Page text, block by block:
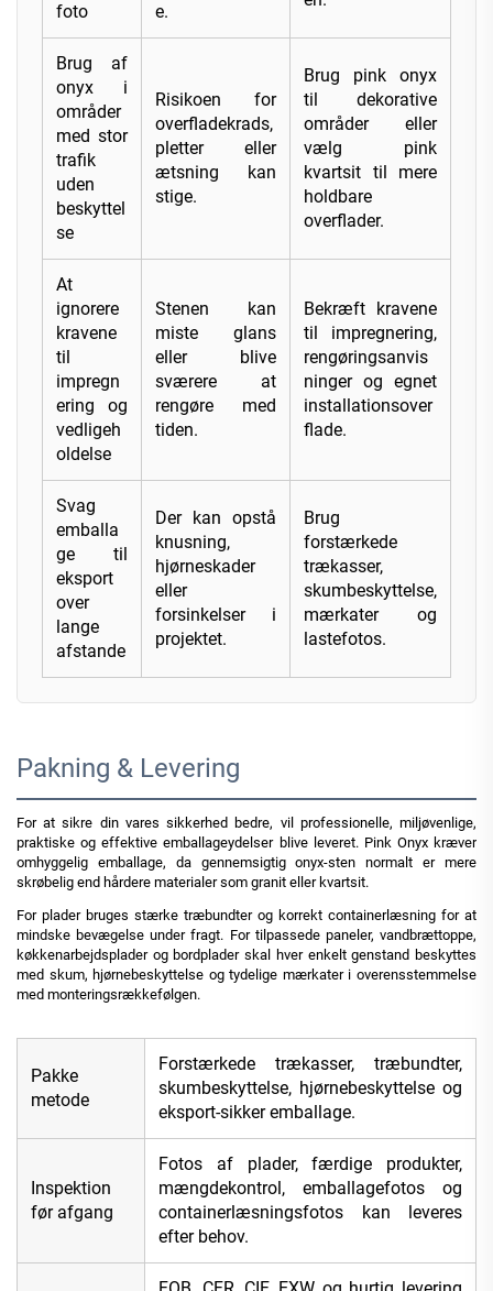
foto
e.
Brug af
onyx i
områder
med stor
trafik
uden
beskyttel
se
Risikoen for
overfladekrads,
pletter eller
ætsning kan
stige.
Brug pink onyx
til dekorative
områder eller
vælg pink
kvartsit til mere
holdbare
overflader.
At
ignorere
kravene
til
impregn
ering og
vedligeh
oldelse
Stenen kan
miste glans
eller blive
sværere at
rengøre med
tiden.
Bekræft kravene
til impregnering,
rengøringsanvis
ninger og egnet
installationsover
flade.
Svag
emballa
ge til
eksport
over
lange
afstande
Der kan opstå
knusning,
hjørneskader
eller
forsinkelser i
projektet.
Brug
forstærkede
trækasser,
skumbeskyttelse,
mærkater og
lastefotos.
Pakning & Levering
For at sikre din vares sikkerhed bedre, vil professionelle, miljøvenlige,
praktiske og effektive emballageydelser blive leveret. Pink Onyx kræver
omhyggelig emballage, da gennemsigtig onyx-sten normalt er mere
skrøbelig end hårdere materialer som granit eller kvartsit.
For plader bruges stærke træbundter og korrekt containerlæsning for at
mindske bevægelse under fragt. For tilpassede paneler, vandbrættoppe,
køkkenarbejdsplader og bordplader skal hver enkelt genstand beskyttes
med skum, hjørnebeskyttelse og tydelige mærkater i overensstemmelse
med monteringsrækkefølgen.
Pakke
metode
Forstærkede trækasser, træbundter,
skumbeskyttelse, hjørnebeskyttelse og
eksport-sikker emballage.
Inspektion
før afgang
Fotos af plader, færdige produkter,
mængdekontrol, emballagefotos og
containerlæsningsfotos kan leveres
efter behov.